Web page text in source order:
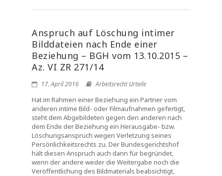
Anspruch auf Löschung intimer
Bilddateien nach Ende einer
Beziehung – BGH vom 13.10.2015 –
Az. VI ZR 271/14
17. April 2016 Arbeitsrecht Urteile
Hat im Rahmen einer Beziehung ein Partner vom
anderen intime Bild- oder Filmaufnahmen gefertigt,
steht dem Abgebildeten gegen den anderen nach
dem Ende der Beziehung ein Herausgabe- bzw.
Löschungsanspruch wegen Verletzung seines
Persönlichkeitsrechts zu. Der Bundesgerichtshof
hält diesen Anspruch auch dann für begründet,
wenn der andere weder die Weitergabe noch die
Veröffentlichung des Bildmaterials beabsichtigt,